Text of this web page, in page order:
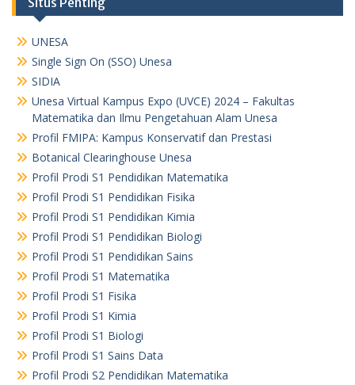
UNESA
Single Sign On (SSO) Unesa
SIDIA
Unesa Virtual Kampus Expo (UVCE) 2024 – Fakultas
Matematika dan Ilmu Pengetahuan Alam Unesa
Profil FMIPA: Kampus Konservatif dan Prestasi
Botanical Clearinghouse Unesa
Profil Prodi S1 Pendidikan Matematika
Profil Prodi S1 Pendidikan Fisika
Profil Prodi S1 Pendidikan Kimia
Profil Prodi S1 Pendidikan Biologi
Profil Prodi S1 Pendidikan Sains
Profil Prodi S1 Matematika
Profil Prodi S1 Fisika
Profil Prodi S1 Kimia
Profil Prodi S1 Biologi
Profil Prodi S1 Sains Data
Profil Prodi S2 Pendidikan Matematika